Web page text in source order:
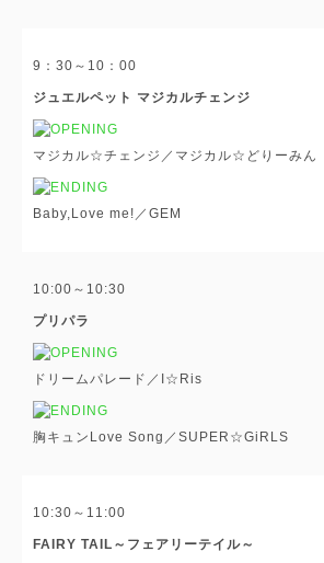
9：30～10：00
ジュエルペット マジカルチェンジ
マジカル☆チェンジ／マジカル☆どりーみん
Baby,Love me!／GEM
10:00～10:30
プリパラ
ドリームパレード／I☆Ris
胸キュンLove Song／SUPER☆GiRLS
10:30～11:00
FAIRY TAIL～フェアリーテイル～